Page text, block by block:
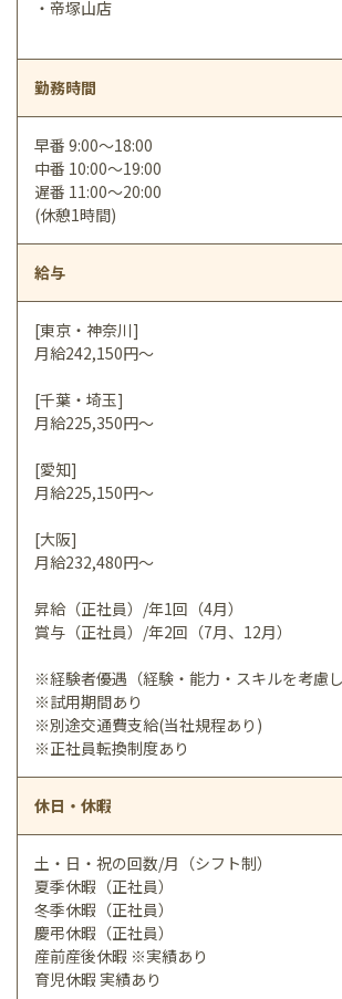
・帝塚山店
勤務時間
早番 9:00～18:00
中番 10:00～19:00
遅番 11:00～20:00
(休憩1時間)
給与
[東京・神奈川]
月給242,150円～
[千葉・埼玉]
月給225,350円～
[愛知]
月給225,150円～
[大阪]
月給232,480円～
昇給（正社員）/年1回（4月）
賞与（正社員）/年2回（7月、12月）
※経験者優遇（経験・能力・スキルを考慮し
※試用期間あり
※別途交通費支給(当社規程あり)
※正社員転換制度あり
休日・休暇
土・日・祝の回数/月（シフト制）
夏季休暇（正社員）
冬季休暇（正社員）
慶弔休暇（正社員）
産前産後休暇 ※実績あり
育児休暇 実績あり